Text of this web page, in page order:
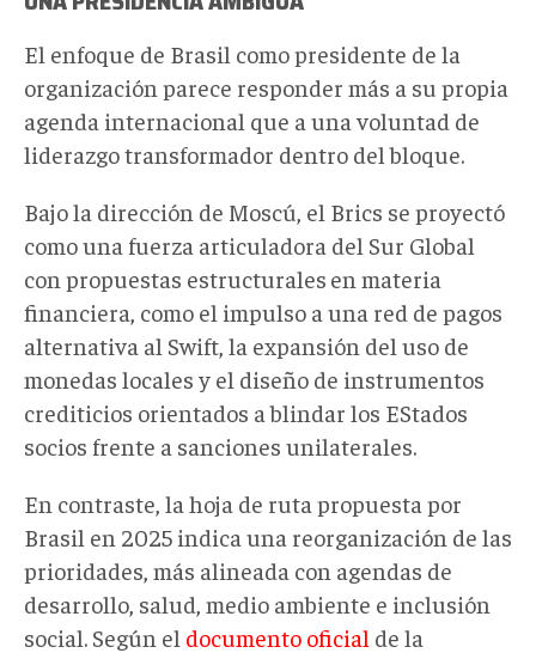
El enfoque de Brasil como presidente de la
organización parece responder más a su propia
agenda internacional que a una voluntad de
liderazgo transformador dentro del bloque.
Bajo la dirección de Moscú, el Brics se proyectó
como una fuerza articuladora del Sur Global
con propuestas estructurales en materia
financiera, como el impulso a una red de pagos
alternativa al Swift, la expansión del uso de
monedas locales y el diseño de instrumentos
crediticios orientados a blindar los EStados
socios frente a sanciones unilaterales.
En contraste, la hoja de ruta propuesta por
Brasil en 2025 indica una reorganización de las
prioridades, más alineada con agendas de
desarrollo, salud, medio ambiente e inclusión
social. Según el documento oficial de la